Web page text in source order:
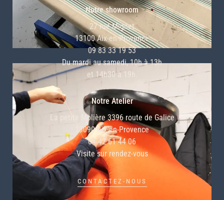
Notre showroom
27 rue Mignet
13100 Aix-en-Provence
09 83 33 19 53
Du mardi au samedi, 10h à 13h
et 14h30 à 19h.
Notre Atelier
La petite Molière 3396 route de Galice
13090 Aix-en-Provence
04 42 61 44 06
Visite sur rendez-vous
CONTACTEZ-NOUS